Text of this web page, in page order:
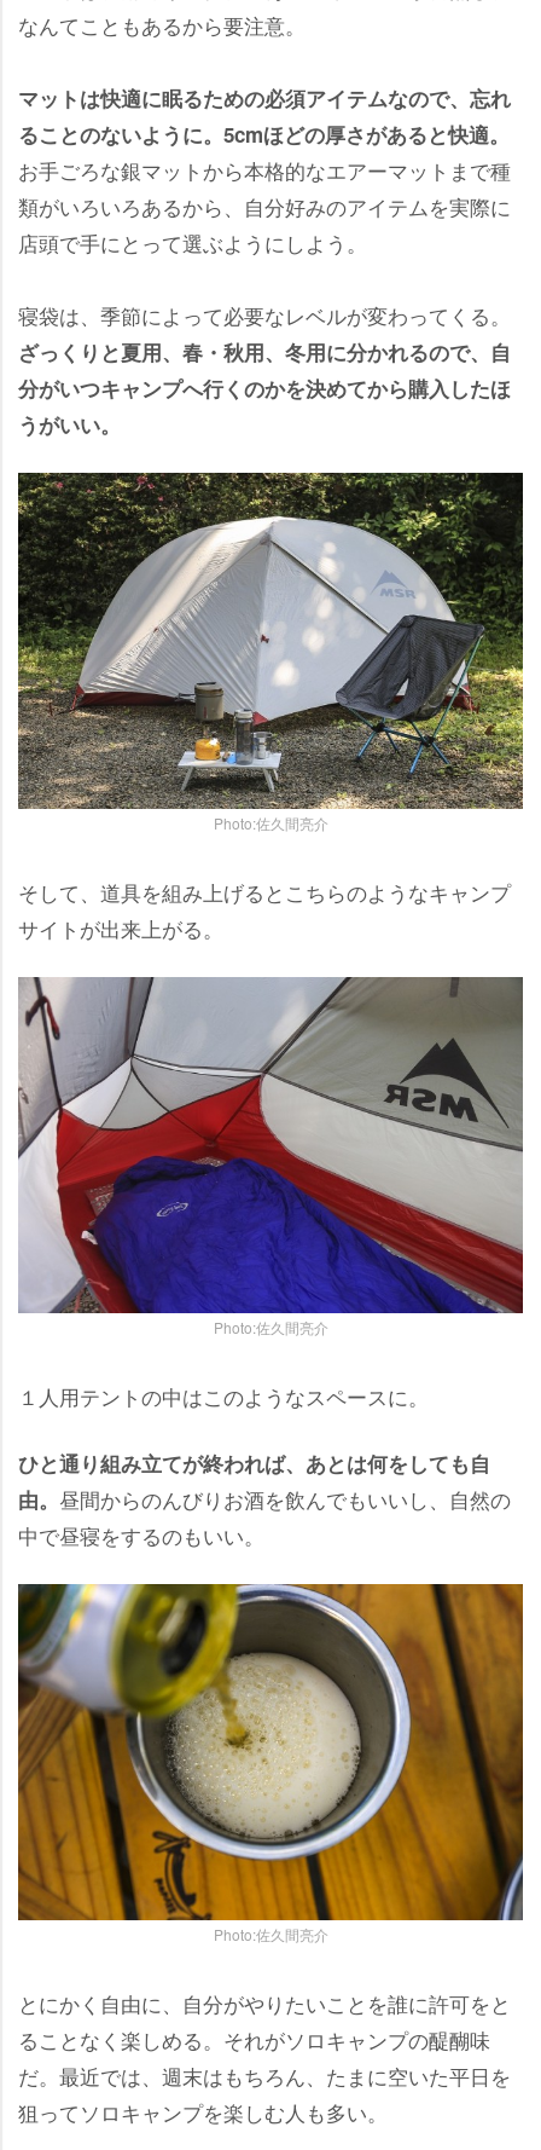
なんてこともあるから要注意。
マットは快適に眠るための必須アイテムなので、忘れ
ることのないように。5cmほどの厚さがあると快適。
お手ごろな銀マットから本格的なエアーマットまで種
類がいろいろあるから、自分好みのアイテムを実際に
店頭で手にとって選ぶようにしよう。
寝袋は、季節によって必要なレベルが変わってくる。
ざっくりと夏用、春・秋用、冬用に分かれるので、自
分がいつキャンプへ行くのかを決めてから購入したほ
うがいい。
Photo:佐久間亮介
そして、道具を組み上げるとこちらのようなキャンプ
サイトが出来上がる。
Photo:佐久間亮介
１人用テントの中はこのようなスペースに。
ひと通り組み立てが終われば、あとは何をしても自
由。 昼間からのんびりお酒を飲んでもいいし、自然の
中で昼寝をするのもいい。
Photo:佐久間亮介
とにかく自由に、自分がやりたいことを誰に許可をと
ることなく楽しめる。それがソロキャンプの醍醐味
だ。最近では、週末はもちろん、たまに空いた平日を
狙ってソロキャンプを楽しむ人も多い。